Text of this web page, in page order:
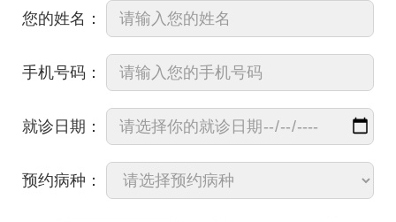
您的姓名：
手机号码：
就诊日期：
预约病种：